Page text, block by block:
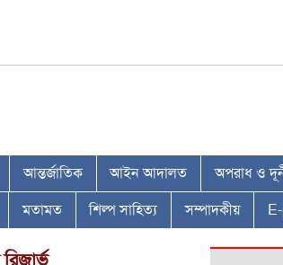
আন্তর্জাতিক আইন আদালত অপরাধ ও
মতামত শিল্প সাহিত্য সম্পাদকীয়